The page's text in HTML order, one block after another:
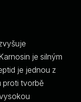
je silným
je jednou z
proti tvorbě